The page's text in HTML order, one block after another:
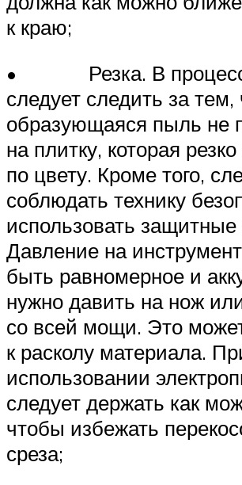
к краю;
• Резка. В
следует следить за
образующаяся пыль не
на плитку, которая
по цвету. Кроме того,
соблюдать технику
использовать защитные
Давление на
быть равномерное и
нужно давить на нож
со всей мощи. Это
к расколу материала.
использовании
следует держать как
чтобы избежать
среза;